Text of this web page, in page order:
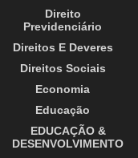
Direito
Previdenciário
Direitos E Deveres
Direitos Sociais
Economia
Educação
EDUCAÇÃO &
DESENVOLVIMENTO